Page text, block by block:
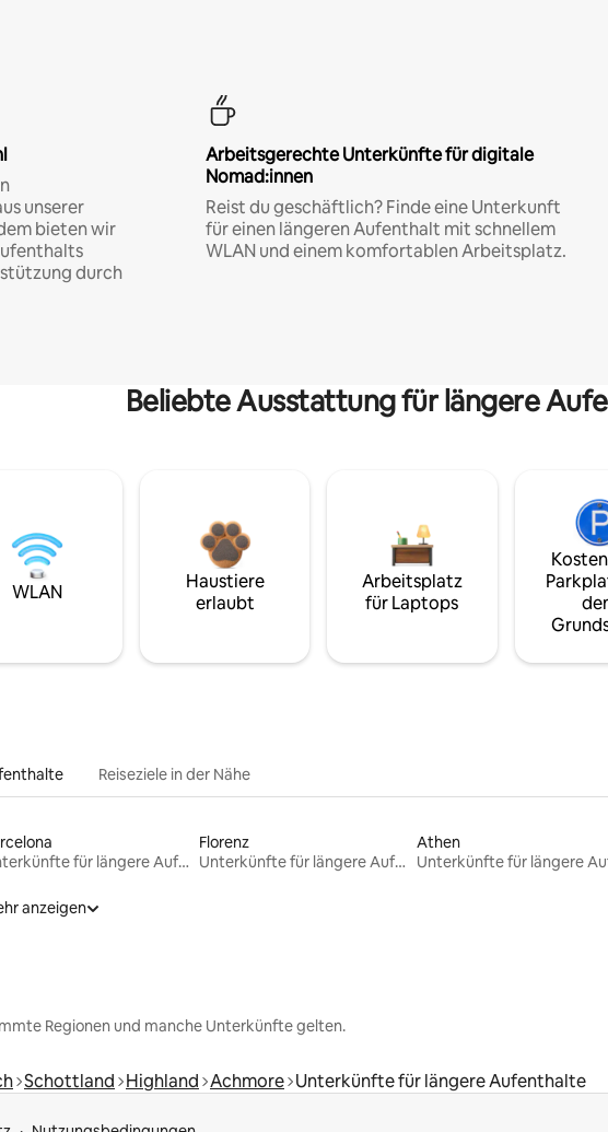
unserer
bieten wir
durch
Arbeitsgerechte Unterkünfte für digitale
Nomad:innen
Reist du geschäftlich? Finde eine Unterkunft
für einen längeren Aufenthalt mit schnellem
WLAN und einem komfortablen Arbeitsplatz.
Beliebte Ausstattung für längere
WLAN
Haustiere
erlaubt
Arbeitsplatz
für Laptops
Reiseziele in der Nähe
Unterkünfte für längere Aufenthalte
Florenz
Unterkünfte für längere Aufenthalte
Athen
anzeigen
Regionen und manche Unterkünfte gelten.
Schottland Highland Achmore Unterkünfte für längere Aufenthalte